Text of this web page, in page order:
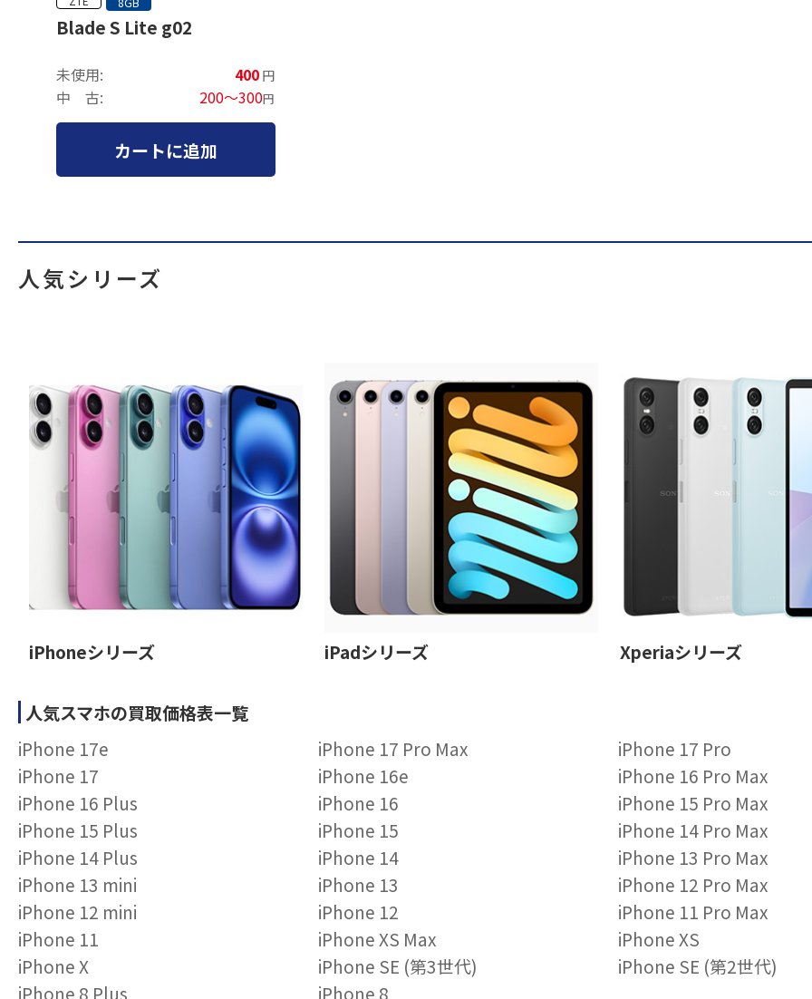
Blade S Lite g02
未使用: 400 円
中 古: 200～300円
カートに追加
人気シリーズ
iPhoneシリーズ iPadシリーズ Xperiaシリーズ
人気スマホの買取価格表一覧
iPhone 17e
iPhone 17 Pro Max
iPhone 17 Pro
iPhone 17
iPhone 16e
iPhone 16 Pro Max
iPhone 16 Plus
iPhone 16
iPhone 15 Pro Max
iPhone 15 Plus
iPhone 15
iPhone 14 Pro Max
iPhone 14 Plus
iPhone 14
iPhone 13 Pro Max
iPhone 13 mini
iPhone 13
iPhone 12 Pro Max
iPhone 12 mini
iPhone 12
iPhone 11 Pro Max
iPhone 11
iPhone XS Max
iPhone XS
iPhone X
iPhone SE (第3世代)
iPhone SE (第2世代)
iPhone 8 Plus
iPhone 8